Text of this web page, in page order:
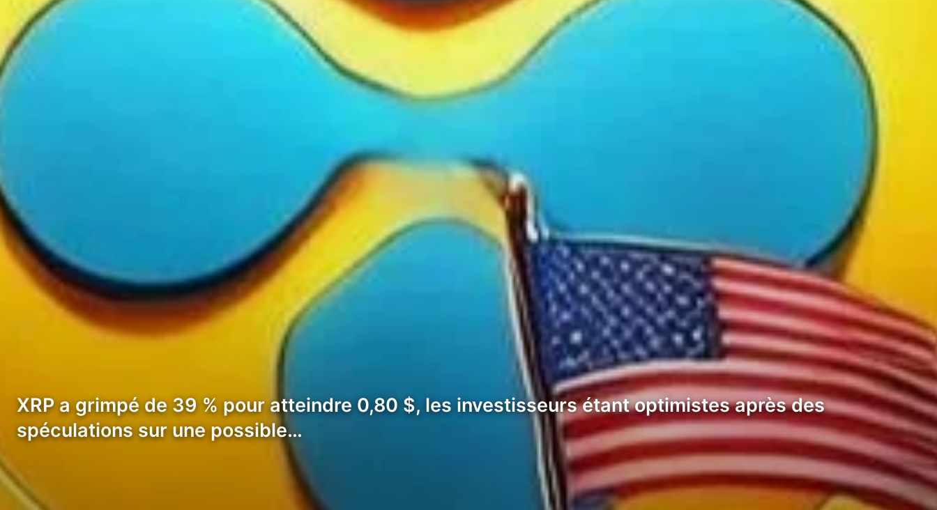
XRP a grimpé de 39 % pour atteindre 0,80 $, les investisseurs étant optimistes après des
spéculations sur une possible…